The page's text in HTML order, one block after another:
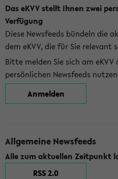
Das eKVV stellt Ihnen zwei
Verfügung
Diese Newsfeeds bündeln die
dem eKVV, die für Sie relevant
Bitte melden Sie sich am
persönlichen Newsfeeds
Anmelden
Allgemeine Newsfeeds
Alle zum aktuellen Zeitpunkt
RSS 2.0